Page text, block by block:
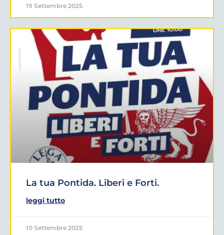
19 Settembre 2025
La tua Pontida. Liberi e Forti.
leggi tutto
10 Settembre 2025